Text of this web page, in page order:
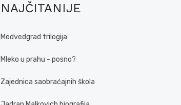
NAJČITANIJE
Medvedgrad trilogija
Mleko u prahu - posno?
Zajednica saobraćajnih škola